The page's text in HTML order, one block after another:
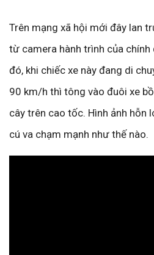
Trên mạng xã hội mới đây lan
từ camera hành trình của
đó, khi chiếc xe này đang di
90 km/h thì tông vào đuôi xe
cây trên cao tốc. Hình ảnh hỗn
cú va chạm mạnh như thế nào.